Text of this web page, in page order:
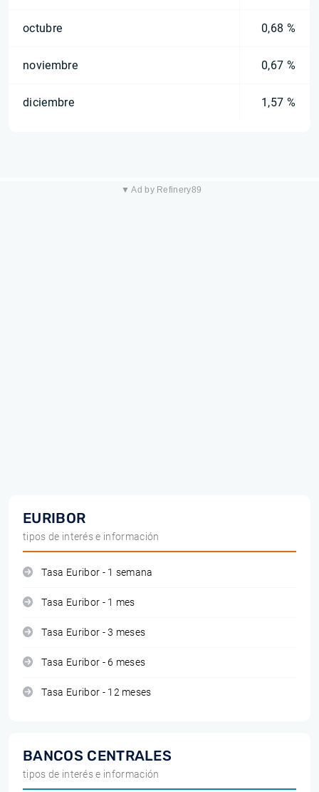
octubre 0,68 %
noviembre 0,67 %
diciembre 1,57 %
▼ Ad by Refinery89
EURIBOR
tipos de interés e información
Tasa Euribor - 1 semana
Tasa Euribor - 1 mes
Tasa Euribor - 3 meses
Tasa Euribor - 6 meses
Tasa Euribor - 12 meses
BANCOS CENTRALES
tipos de interés e información